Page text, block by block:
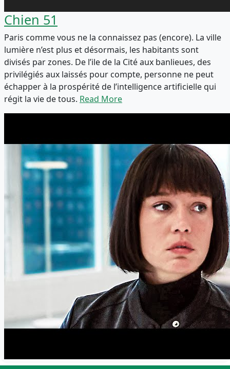
Chien 51
Paris comme vous ne la connaissez pas (encore). La ville
lumière n’est plus et désormais, les habitants sont
divisés par zones. De l’ile de la Cité aux banlieues, des
privilégiés aux laissés pour compte, personne ne peut
échapper à la prospérité de l’intelligence artificielle qui
régit la vie de tous. Read More